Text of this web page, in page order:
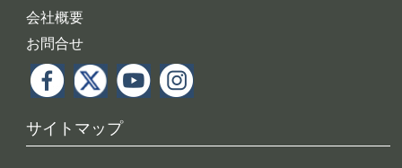
会社概要
お問合せ
サイトマップ